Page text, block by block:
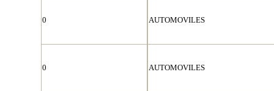
0 AUTOMOVILES
0 AUTOMOVILES